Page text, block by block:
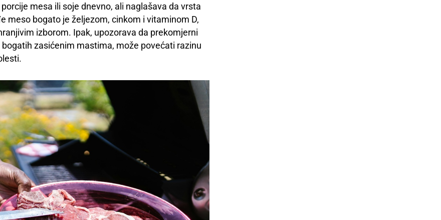
mesa ili soje dnevno, ali naglašava da vrsta
meso bogato je željezom, cinkom i vitaminom D,
izborom. Ipak, upozorava da prekomjerni
zasićenim mastima, može povećati razinu